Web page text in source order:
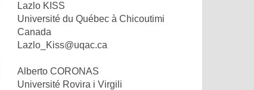
Lazlo KISS
Université du Québec à Chicoutimi
Canada
Lazlo_Kiss@uqac.ca
Alberto CORONAS
Université Rovira i Virgili